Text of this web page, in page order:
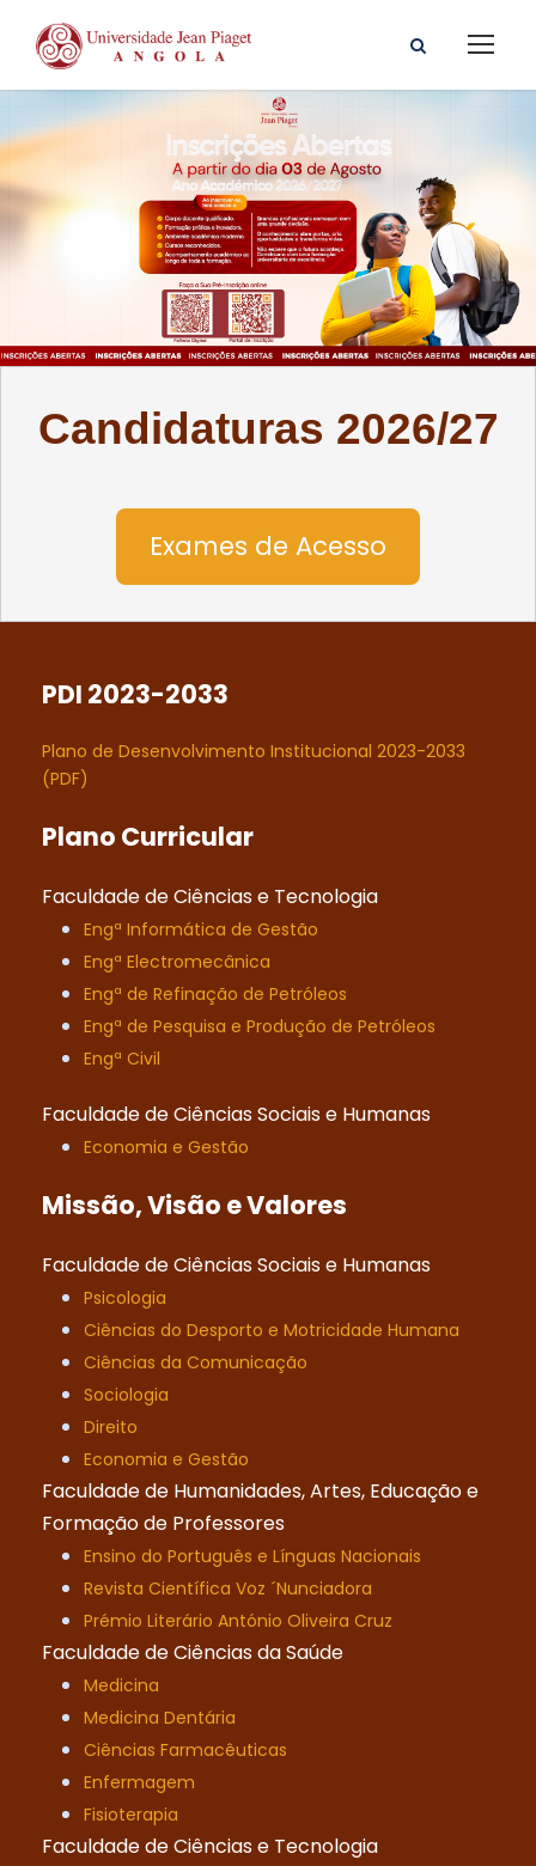
Candidaturas 2026/27
Exames de Acesso
PDI 2023-2033
Plano de Desenvolvimento Institucional 2023-2033
(PDF)
Plano Curricular
Faculdade de Ciências e Tecnologia
Engª Informática de Gestão
Engª Electromecânica
Engª de Refinação de Petróleos
Engª de Pesquisa e Produção de Petróleos
Engª Civil
Faculdade de Ciências Sociais e Humanas
Economia e Gestão
Missão, Visão e Valores
Faculdade de Ciências Sociais e Humanas
Psicologia
Ciências do Desporto e Motricidade Humana
Ciências da Comunicação
Sociologia
Direito
Economia e Gestão
Faculdade de Humanidades, Artes, Educação e
Formação de Professores
Ensino do Português e Línguas Nacionais
Revista Científica Voz ´Nunciadora
Prémio Literário António Oliveira Cruz
Faculdade de Ciências da Saúde
Medicina
Medicina Dentária
Ciências Farmacêuticas
Enfermagem
Fisioterapia
Faculdade de Ciências e Tecnologia